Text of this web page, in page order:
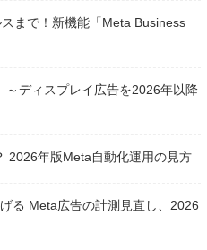
まで！新機能「Meta Business
ディスプレイ広告を2026年以降
2026年版Meta自動化運用の見方
る Meta広告の計測見直し、2026